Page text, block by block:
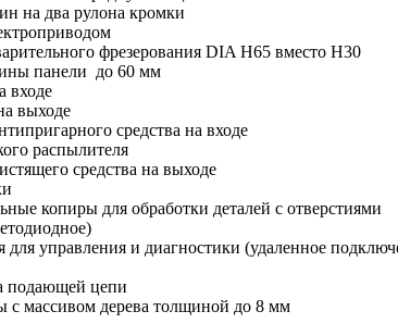
на два рулона кромки
фрезерования DIA H65 вместо H30
панели до 60 мм
входе
выходе
средства на входе
распылителя
средства на выходе
копиры для обработки деталей с отверстиями
управления и диагностики (удаленное
подающей цепи
с массивом дерева толщиной до 8 мм